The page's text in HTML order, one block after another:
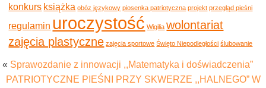
konkurs książka obóz językowy piosenka patriotyczna projekt przegląd pieśni
regulamin uroczystość Wigilia wolontariat
zajęcia plastyczne zajęcia sportowe Święto Niepodległości ślubowanie
« Sprawozdanie z innowacji ,,Matematyka i doświadczenia”
PATRIOTYCZNE PIEŚNI PRZY SKWERZE ,,HALNEGO” W